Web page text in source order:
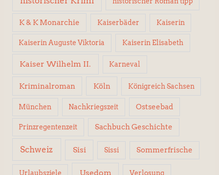
K & K Monarchie Kaiserbäder Kaiserin
Kaiserin Auguste Viktoria Kaiserin Elisabeth
Kaiser Wilhelm II. Karneval
Kriminalroman Köln Königreich Sachsen
München Nachkriegszeit Ostseebad
Prinzregentenzeit Sachbuch Geschichte
Schweiz Sisi Sissi Sommerfrische
Urlaubsziele Usedom Verlosung